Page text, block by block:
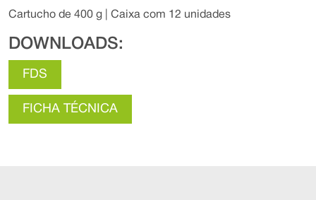
Cartucho de 400 g | Caixa com 12 unidades
DOWNLOADS:
FDS
FICHA TÉCNICA